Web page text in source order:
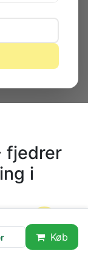
fjedrer
i
15.1 x
Køb